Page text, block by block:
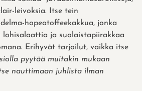
leivoksia. Itse tein
hopeatoffeekakkua, jonka
lohisalaattia ja suolaistapiirakkaa
Erihyvät tarjoilut, vaikka itse
pyytää muitakin mukaan
nauttimaan juhlista ilman